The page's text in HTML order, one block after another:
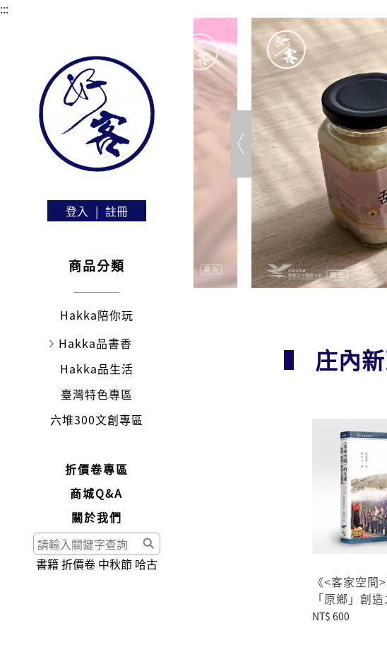
:::
登入 | 註冊
商品分類
Hakka陪你玩
Hakka品書香
Hakka品生活
臺灣特色專區
六堆300文創專區
折價卷專區
商城Q&A
關於我們
書籍折價卷 中秋節 哈古
庄內
《<客家空間
「原鄉」創
NT$ 600